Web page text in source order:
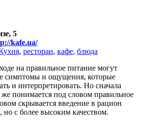
5
kafe.ua/
, ресторан, кафе, блюда
на правильное питание могут
симптомы и ощущения, которые
и интерпретировать. Но сначала
же понимается под словом правильное
скрывается введение в рацион
но с более высоким качеством.